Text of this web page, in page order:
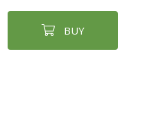
BUY